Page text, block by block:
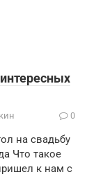
0
на свадьбу
Что такое
к нам с